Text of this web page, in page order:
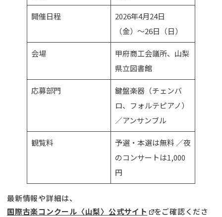
開催日程
2026年4月24日
（金）〜26日（日）
会場
甲府商工会議所、山梨
県立図書館
応募部門
鍵盤楽器（チェンバ
ロ、フォルテピアノ）
／アンサンブル
観覧料
予選・本選は無料 ／夜
のコンサートは1,000
円
最新情報や詳細は、
国際古楽コンクール〈山梨〉公式サイト
をご確認くださ